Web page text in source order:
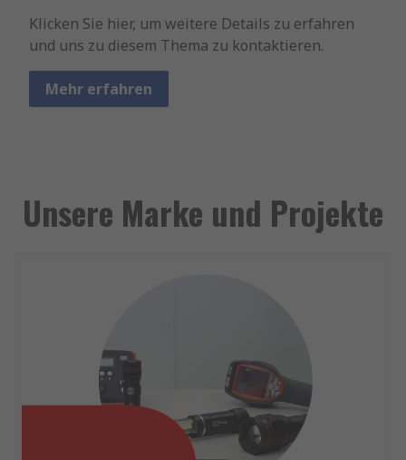
Klicken Sie hier, um weitere Details zu erfahren
und uns zu diesem Thema zu kontaktieren.
Mehr erfahren
Unsere Marke und Projekte